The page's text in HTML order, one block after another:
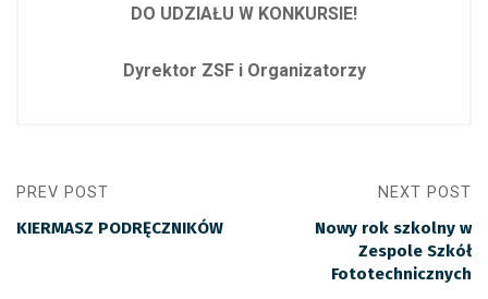
DO UDZIAŁU W KONKURSIE!
Dyrektor ZSF i Organizatorzy
PREV POST
KIERMASZ PODRĘCZNIKÓW
NEXT POST
Nowy rok szkolny w
Zespole Szkół
Fototechnicznych